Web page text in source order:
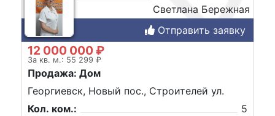
Светлана Бережная
Отправить заявку
12 000 000 ₽
За кв. м.: 55 299 ₽
Продажа: Дом
Георгиевск, Новый пос., Строителей ул.
Кол. ком.:
5